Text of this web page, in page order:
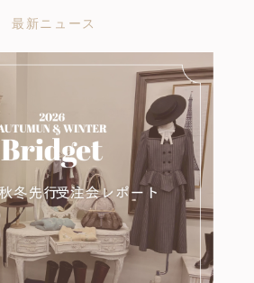
最新ニュース